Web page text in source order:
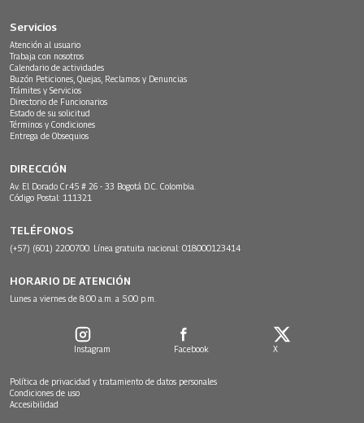
Servicios
Atención al usuario
Trabaja con nosotros
Calendario de actividades
Buzón Peticiones, Quejas, Reclamos y Denuncias
Trámites y Servicios
Directorio de Funcionarios
Estado de su solicitud
Términos y Condiciones
Entrega de Obsequios
DIRECCIÓN
Av. El Dorado Cr.45 # 26 - 33 Bogotá D.C. Colombia.
Código Postal: 111321
TELÉFONOS
(+57) (601) 2200700. Línea gratuita nacional: 018000123414
HORARIO DE ATENCIÓN
Lunes a viernes de 8:00 a.m. a 5:00 p.m.
Instagram Facebook X
Política de privacidad y tratamiento de datos personales
Condiciones de uso
Accesibilidad